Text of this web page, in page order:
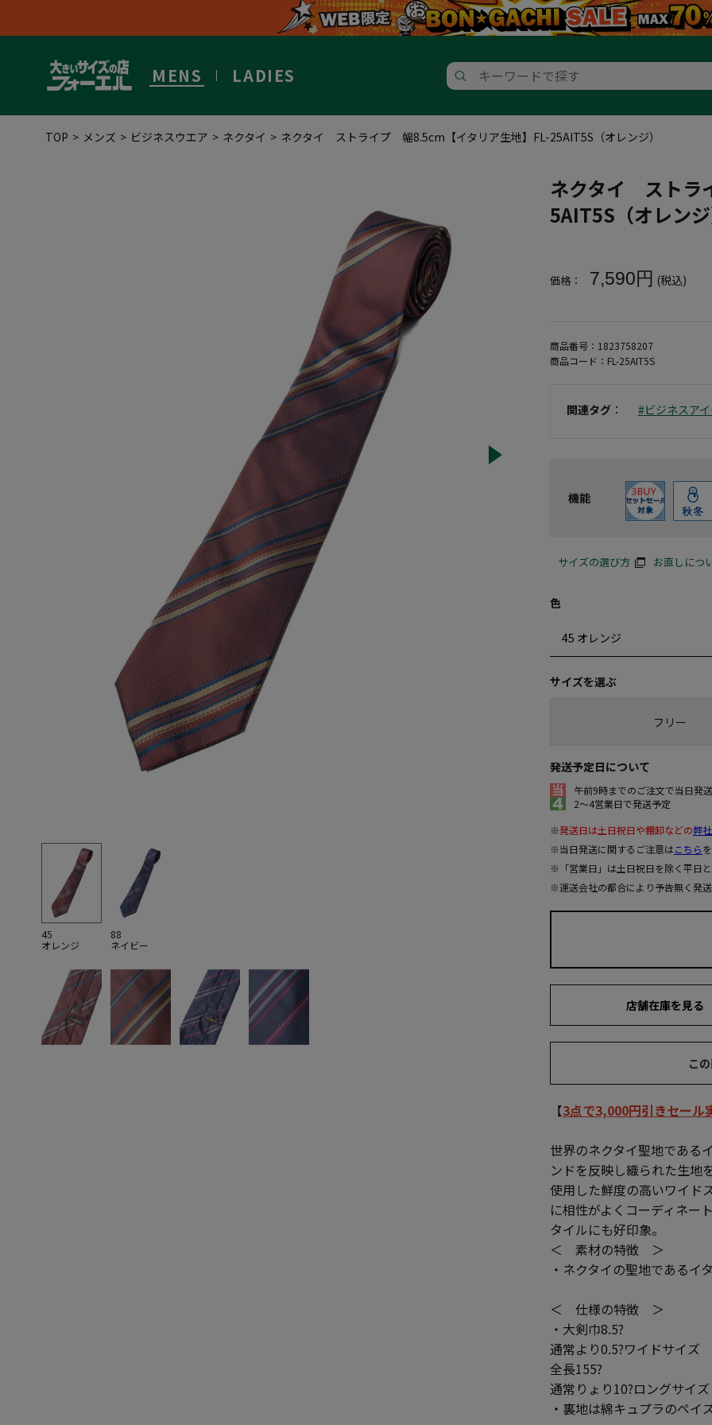
MENS LADIES
TOP メンズ ビジネスウエア ネクタイ ネクタイ ストライプ 幅8.5cm【イタリア生地】FL-25AIT5S（オレンジ）
45
オレンジ
88
ネイビー
ネクタイ ストラ
5AIT5S（オレン
価格： 7,590円 (税込)
商品番号： 1823758207
商品コード： FL-25AIT5S
関連タグ ： #ビジネスア
機能
サイズの選び方 お直しにつ
色
サイズを選ぶ
フリー
発送予定日について
午前9時までのご注文で当日発送
2～4営業日で発送予定
※発送日は土日祝日や棚卸などの弊
※当日発送に関するご注意はこちら
※「営業日」は土日祝日を除く平日
※運送会社の都合により予告無く発
店舗在庫を見る
こ
【3点で3,000円引きセール
世界のネクタイ聖地である
ンドを反映し織られた生地
使用した鮮度の高いワイド
に相性がよくコーディネー
タイルにも好印象。
＜ 素材の特徴 ＞
・ネクタイの聖地であるイ
＜ 仕様の特徴 ＞
・大剣巾8.5?
通常より0.5?ワイドサイズ
全長155?
通常りょり10?ロングサイズ
・裏地は綿キュプラのペイ